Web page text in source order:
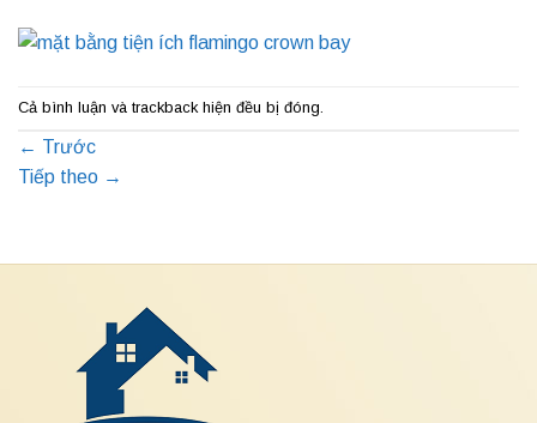
Cả bình luận và trackback hiện đều bị đóng.
← Trước
Tiếp theo →